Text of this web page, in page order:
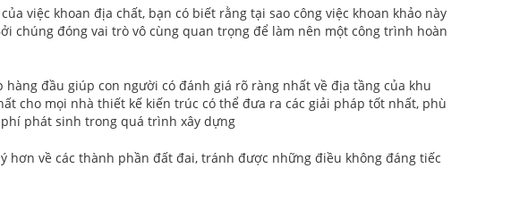
việc khoan địa chất, bạn có biết rằng tại sao công việc khoan khảo này
chúng đóng vai trò vô cùng quan trọng để làm nên một công trình hoàn
đầu giúp con người có đánh giá rõ ràng nhất về địa tầng của khu
cho mọi nhà thiết kế kiến trúc có thể đưa ra các giải pháp tốt nhất, phù
phát sinh trong quá trình xây dựng
hơn về các thành phần đất đai, tránh được những điều không đáng tiếc